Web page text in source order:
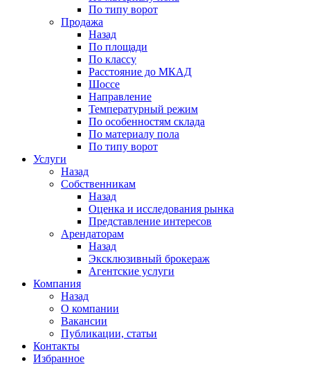
По типу ворот
Продажа
Назад
По площади
По классу
Расстояние до МКАД
Шоссе
Направление
Температурный режим
По особенностям склада
По материалу пола
По типу ворот
Услуги
Назад
Собственникам
Назад
Оценка и исследования рынка
Представление интересов
Арендаторам
Назад
Эксклюзивный брокераж
Агентские услуги
Компания
Назад
О компании
Вакансии
Публикации, статьи
Контакты
Избранное